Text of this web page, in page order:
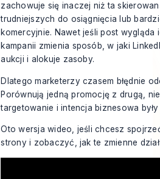
zachowuje się inaczej niż ta
trudniejszych do osiągnięcia lub
komercyjnie. Nawet jeśli post wygląda
kampanii zmienia sposób, w jaki
aukcji i alokuje zasoby.
Dlatego marketerzy czasem błędnie
Porównują jedną promocję z drugą,
targetowanie i intencja biznesowa były
Oto wersja wideo, jeśli chcesz
strony i zobaczyć, jak te zmienne